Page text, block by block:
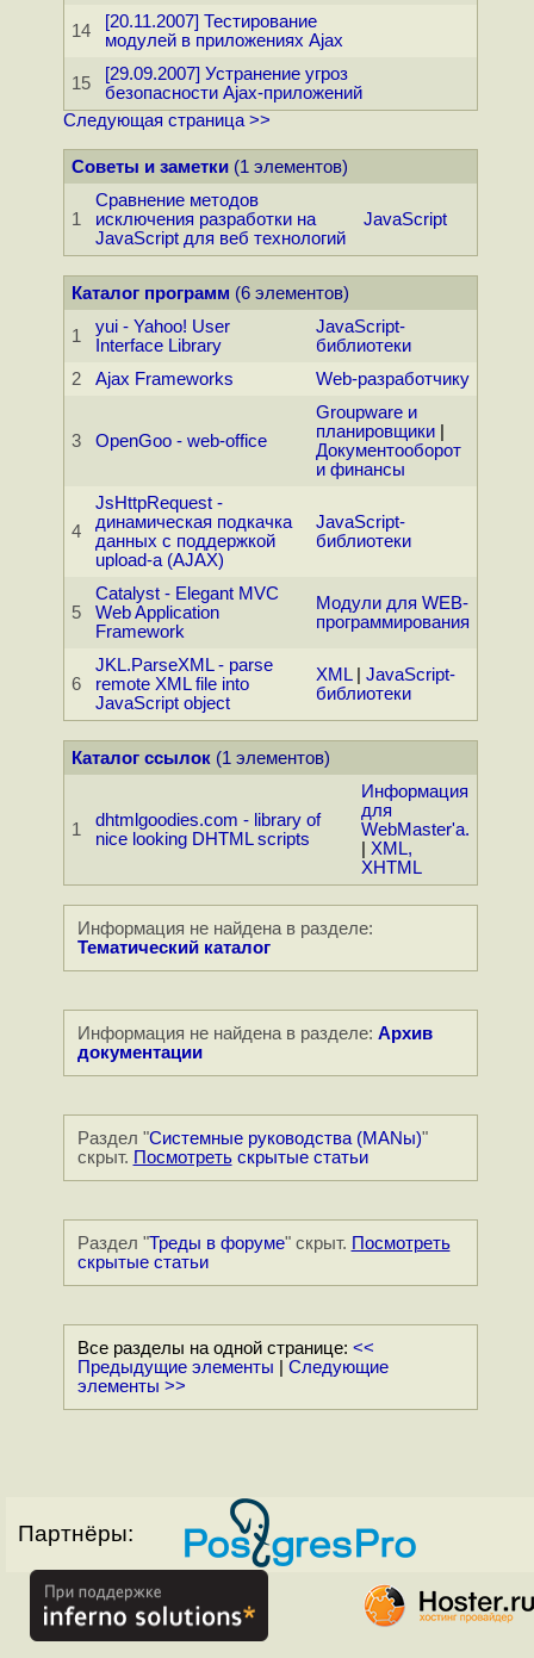
14
[20.11.2007] Тестирование
модулей в приложениях Ajax
15
[29.09.2007] Устранение угроз
безопасности Ajax-приложений
Следующая страница >>
Советы и заметки(1 элементов)
1
Сравнение методов
исключения разработки на
JavaScript для веб технологий
JavaScript
Каталог программ (6 элементов)
1
yui - Yahoo! User
Interface Library
JavaScript-
библиотеки
2
Ajax Frameworks Web-разработчику
3 OpenGoo - web-office
Groupware и
планировщики|
Документооборот
и финансы
4
JsHttpRequest -
динамическая подкачка
данных с поддержкой
upload-а (AJAX)
JavaScript-
библиотеки
5
Catalyst - Elegant MVC
Web Application
Framework
Модули для WEB-
программирования
6
JKL.ParseXML - parse
remote XML file into
JavaScript object
XML| JavaScript-
библиотеки
Каталог ссылок(1 элементов)
1
dhtmlgoodies.com - library of
nice looking DHTML scripts
Информация
для
WebMaster'а.
XML,
XHTML
Информация не найдена в разделе:
Тематический каталог
Информация не найдена в разделе: Архив
документации
Раздел "Системные руководства (MANы)"
скрыт. Посмотретьскрытые статьи
Раздел "Треды в форуме" скрыт. Посмотреть
скрытые статьи
Все разделы на одной странице: <<
Предыдущие элементы
Следующие
элементы >>
Партнёры: